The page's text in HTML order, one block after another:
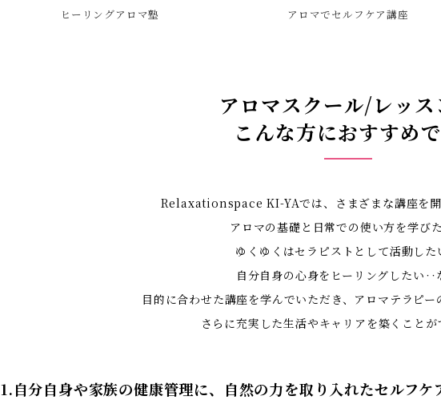
ヒーリングアロマ塾 アロマでセルフケア講座
アロマスクール/レッス
こんな方におすすめ
Relaxationspace KI-YAでは、さまざまな講座を開
アロマの基礎と日常での使い方を学び
ゆくゆくはセラピストとして活動し
自分自身の心身をヒーリングしたい‥
目的に合わせた講座を学んでいただき、アロマテラピ
さらに充実した生活やキャリアを築くことが
1.自分自身や家族の健康管理に、自然の力を取り入れたセルフケ